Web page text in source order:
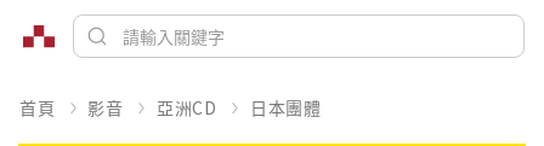
首頁 影音 亞洲CD 日本團體